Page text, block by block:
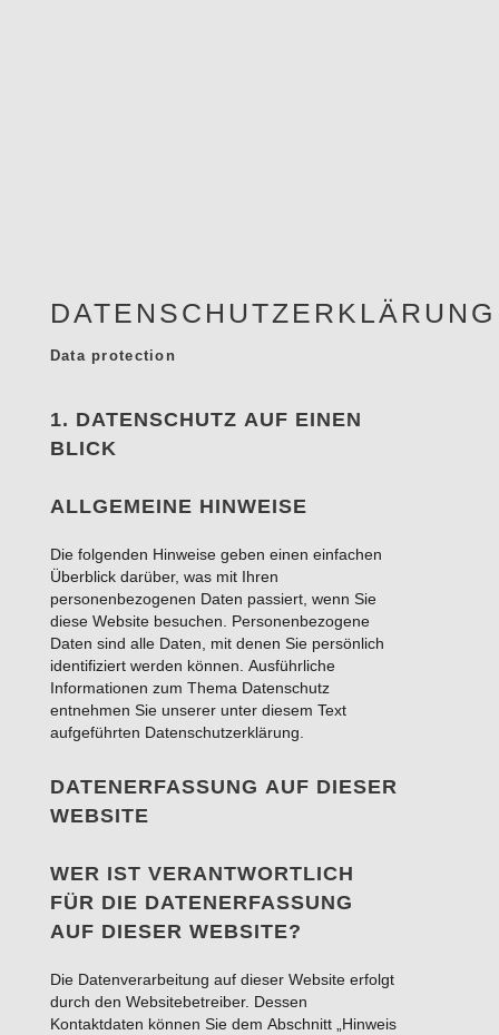
DATENSCHUTZERKLÄRUNG
Data protection
1. DATENSCHUTZ AUF EINEN
BLICK
ALLGEMEINE HINWEISE
Die folgenden Hinweise geben einen einfachen
Überblick darüber, was mit Ihren
personenbezogenen Daten passiert, wenn Sie
diese Website besuchen. Personenbezogene
Daten sind alle Daten, mit denen Sie persönlich
identifiziert werden können. Ausführliche
Informationen zum Thema Datenschutz
entnehmen Sie unserer unter diesem Text
aufgeführten Datenschutzerklärung.
DATENERFASSUNG AUF DIESER
WEBSITE
WER IST VERANTWORTLICH
FÜR DIE DATENERFASSUNG
AUF DIESER WEBSITE?
Die Datenverarbeitung auf dieser Website erfolgt
durch den Websitebetreiber. Dessen
Kontaktdaten können Sie dem Abschnitt „Hinweis